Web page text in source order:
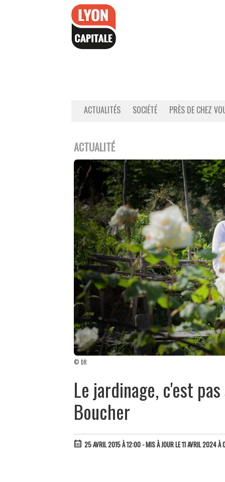
ACTUALITÉS SOCIÉTÉ PRÈS DE CHEZ
ACTUALITÉ
© DR
Le jardinage, c'est
Boucher
25 AVRIL 2015 À 12:00 - MIS À JOUR LE 11 AVRIL 2024